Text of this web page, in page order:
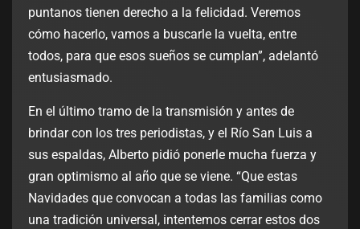
puntanos tienen derecho a la felicidad. Veremos
cómo hacerlo, vamos a buscarle la vuelta, entre
todos, para que esos sueños se cumplan”, adelantó
entusiasmado.
En el último tramo de la transmisión y antes de
brindar con los tres periodistas, y el Río San Luis a
sus espaldas, Alberto pidió ponerle mucha fuerza y
gran optimismo al año que se viene. “Que estas
Navidades que convocan a todas las familias como
una tradición universal, intentemos cerrar estos dos